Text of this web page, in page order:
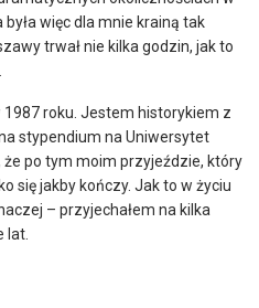
więc dla mnie krainą tak
trwał nie kilka godzin, jak to
roku. Jestem historykiem z
stypendium na Uniwersytet
że po tym moim przyjeździe, który
się jakby kończy. Jak to w życiu
– przyjechałem na kilka
lat.